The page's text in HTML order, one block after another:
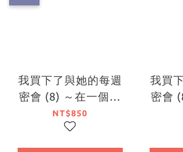
我買下了與她的每週
密會 (8) ～在一個屋
簷下，屬於兩人的祕
密～（特裝版）【7月
下旬出貨】
NT$850
我買
密會
簷下